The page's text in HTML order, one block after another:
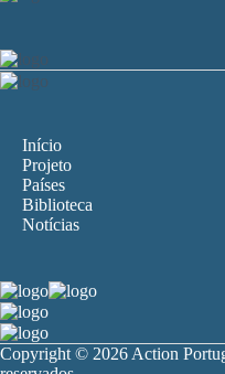
Início
Projeto
Países
Biblioteca
Notícias
Copyright © 2026 Action